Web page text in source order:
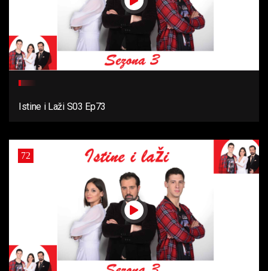
Istine i Laži S03 Ep73
72